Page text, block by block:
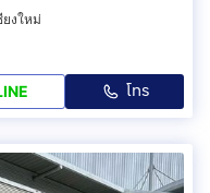
ยงใหม่
โทร